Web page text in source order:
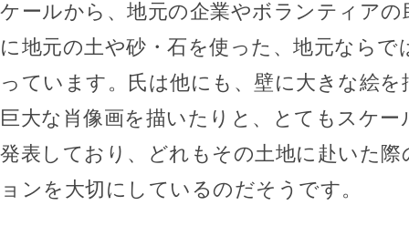
ケールから、地元の企業やボランティア
に地元の土や砂・石を使った、地元ならで
っています。氏は他にも、壁に大きな絵
巨大な肖像画を描いたりと、とてもスケー
発表しており、どれもその土地に赴いた
ョンを大切にしているのだそうです。